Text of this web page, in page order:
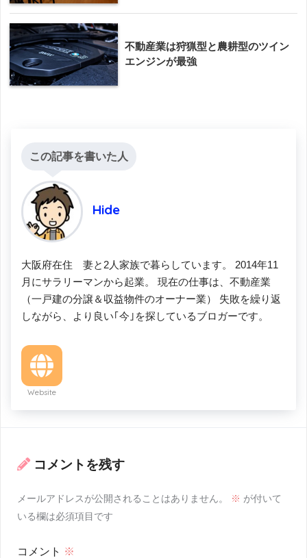
不動産業は狩猟型と農耕型のツイン
エンジンが最強
この記事を書いた人
Hide
大阪府在住 妻と2人家族で暮らしています。 2014年11
月にサラリーマンから起業。 現在の仕事は、不動産業
（一戸建の分譲＆収益物件のオーナー業） 失敗を繰り返
しながら、より良い｢今｣を探しているブロガーです。
Website
コメントを残す
メールアドレスが公開されることはありません。 ※ が付いて
いる欄は必須項目です
コメント ※